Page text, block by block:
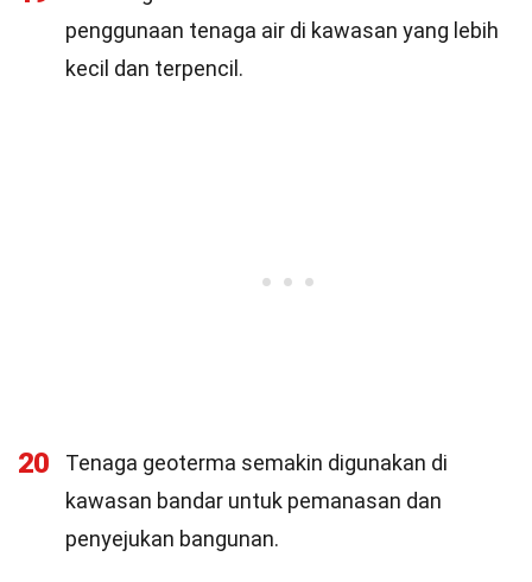
penggunaan tenaga air di kawasan yang lebih
kecil dan terpencil.
20
Tenaga geoterma semakin digunakan di
kawasan bandar untuk pemanasan dan
penyejukan bangunan.